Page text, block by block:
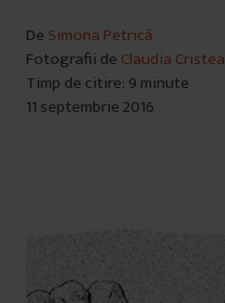
De Simona Petrică
Fotografii de Claudia Cristea
Timp de citire: 9 minute
11 septembrie 2016